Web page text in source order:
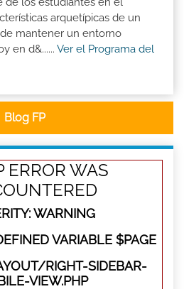
arquetípicas de un
mantener un entorno
en d&...... Ver el Programa del
Blog FP
ERROR WAS
WARNING
VARIABLE $PAGE
RIGHT-SIDEBAR-
VIEW.PHP